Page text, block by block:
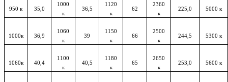
950 к 35,0
1000
к
36,5
1120
к
62
2360
к
225,0 5000 к
1000к 36,9
1060
к
39
1150
к
66
2500
к
244,5 5300 к
1060к 40,4
1100
к
40,5
1180
к
65
2650
к
253,0 5600 к